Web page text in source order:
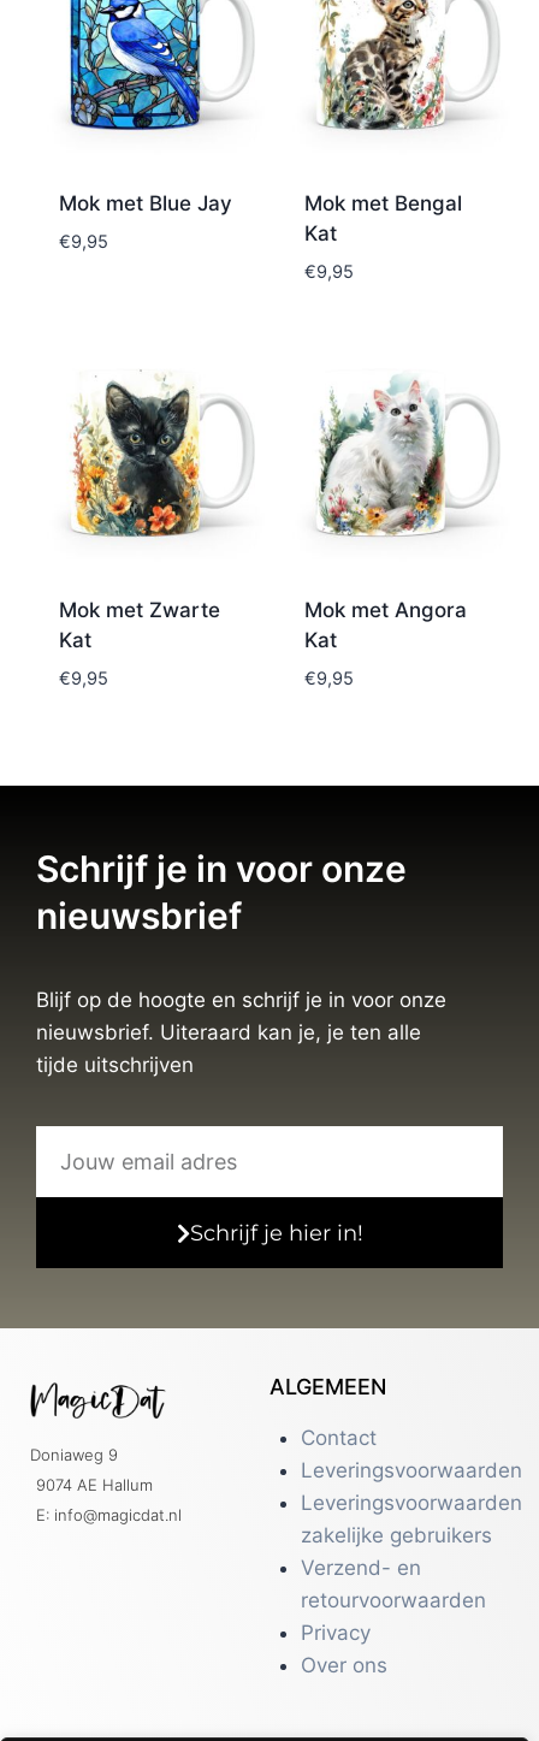
Mok met Blue Jay
€9,95
Mok met Bengal
Kat
€9,95
Mok met Zwarte
Kat
€9,95
Mok met Angora
Kat
€9,95
Schrijf je in voor onze
nieuwsbrief
Blijf op de hoogte en schrijf je in voor onze
nieuwsbrief. Uiteraard kan je, je ten alle
tijde uitschrijven
Schrijf je hier in!
Doniaweg 9
9074 AE Hallum
E: info@magicdat.nl
ALGEMEEN
Contact
Leveringsvoorwaarden
Leveringsvoorwaarden
zakelijke gebruikers
Verzend- en
retourvoorwaarden
Privacy
Over ons